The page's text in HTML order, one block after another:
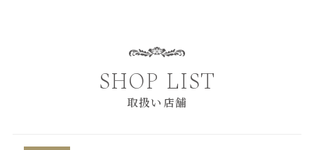
SHOP LIST
取扱い店舗